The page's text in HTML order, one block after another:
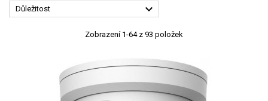
Důležitost 
Zobrazení 1-64 z 93 položek